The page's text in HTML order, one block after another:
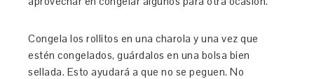
Congela los rollitos en una charola y una vez que
estén congelados, guárdalos en una bolsa bien
sellada. Esto ayudará a que no se peguen. No